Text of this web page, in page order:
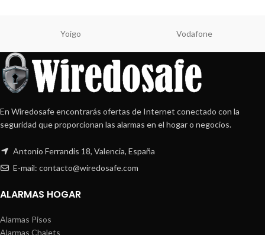
Yoigo Vodafone
En Wiredosafe encontrarás ofertas de Internet conectado con la
seguridad que proporcionan las alarmas en el hogar o negocios.
Antonio Ferrandis 18, Valencia, España
E-mail: contacto@wiredosafe.com
ALARMAS HOGAR
Alarmas Pisos
Alarmas Chalets